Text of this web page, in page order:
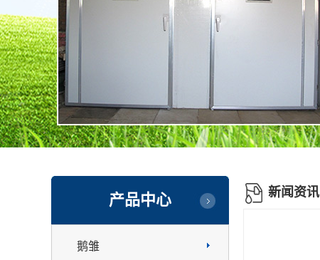
新闻资讯
产品中心
鹅雏